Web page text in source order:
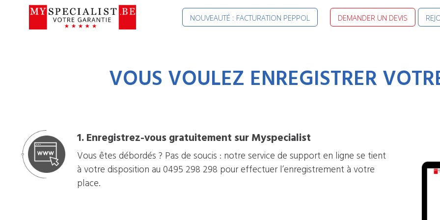
NOUVEAUTÉ : FACTURATION PEPPOL DEMANDER UN DEVIS
VOUS VOULEZ ENREGISTRER
1. Enregistrez-vous gratuitement sur Myspecialist
Vous êtes débordés ? Pas de soucis : notre service de support en ligne se tient
à votre disposition au 0495 298 298 pour effectuer l’enregistrement à votre
place.